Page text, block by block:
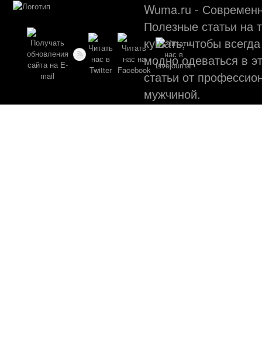
Wuma.ru -
Полезные статьи на
кушать, чтобы
модно одеваться в
статьи от
мужчиной.